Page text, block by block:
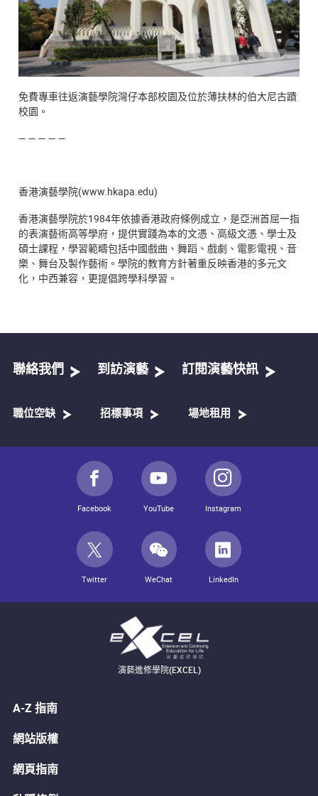
免費專車往返演藝學院灣仔本部校園及位於薄扶林的伯大尼古蹟
校園。
— — — — —
香港演藝學院(www.hkapa.edu)
香港演藝學院於1984年依據香港政府條例成立，是亞洲首屈一指
的表演藝術高等學府，提供實踐為本的文憑、高級文憑、學士及
碩士課程，學習範疇包括中國戲曲、舞蹈、戲劇、電影電視、音
樂、舞台及製作藝術。學院的教育方針著重反映香港的多元文
化，中西兼容，更提倡跨學科學習。
聯絡我們 到訪演藝 訂閱演藝快訊
職位空缺 招標事項 場地租用
Facebook YouTube Instagram
Twitter WeChat LinkedIn
演藝進修學院(EXCEL)
A-Z 指南
網站版權
網頁指南